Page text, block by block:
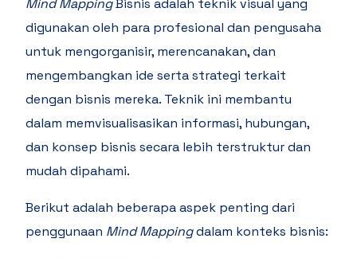
digunakan oleh para profesional dan pengusaha
untuk mengorganisir, merencanakan, dan
mengembangkan ide serta strategi terkait
dengan bisnis mereka. Teknik ini membantu
dalam memvisualisasikan informasi, hubungan,
dan konsep bisnis secara lebih terstruktur dan
mudah dipahami.
Berikut adalah beberapa aspek penting dari
penggunaan Mind Mappingdalam konteks bisnis: